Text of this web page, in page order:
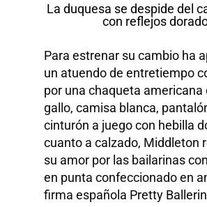
La duquesa se despide del
con reflejos
Para estrenar su cambio ha
un atuendo de entretiempo
por una chaqueta americana
gallo, camisa blanca,
cinturón a juego con hebilla
cuanto a calzado, Middleton
su amor por las bailarinas
en punta confeccionado en
firma española Pretty